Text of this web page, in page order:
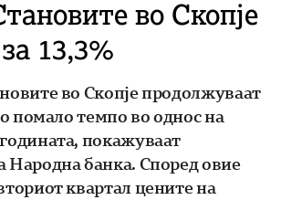
во Скопје
13,3%
во Скопје продолжуваат
помало темпо во однос на
покажуваат
Народна банка. Според овие
квартал цените на